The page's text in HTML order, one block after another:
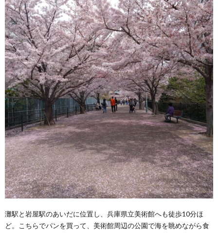
灘駅と岩屋駅のあいだに位置し、兵庫県立美術館へも徒歩10分ほ
ど。こちらでパンを買って、美術館周辺の公園で海を眺めながら食